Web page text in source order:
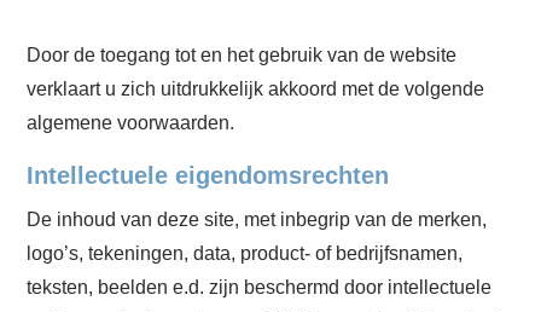
Door de toegang tot en het gebruik van de website
verklaart u zich uitdrukkelijk akkoord met de volgende
algemene voorwaarden.
Intellectuele eigendomsrechten
De inhoud van deze site, met inbegrip van de merken,
logo’s, tekeningen, data, product- of bedrijfsnamen,
teksten, beelden e.d. zijn beschermd door intellectuele